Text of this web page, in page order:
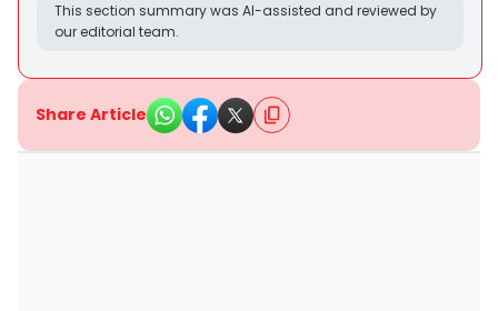
This section summary was AI-assisted and reviewed by
our editorial team.
Share Article